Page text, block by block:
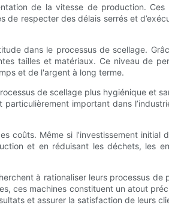
de la vitesse de production.
respecter des délais serrés et
dans le processus de scellage.
tailles et matériaux. Ce niveau de
et de l'argent à long terme.
de scellage plus hygiénique et
important dans
coûts. Même si l’investissement initial
et en réduisant les déchets, les
à rationaliser leurs processus
ces machines constituent un atout
et assurer la satisfaction de leurs